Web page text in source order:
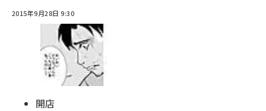
2015年9月28日 9:30
開店